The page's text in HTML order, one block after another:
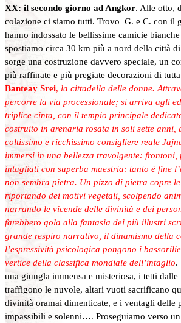
XX: il secondo giorno ad Angkor. Alle otto,
colazione ci siamo tutti. Trovo G. e C. con il
hanno indossato le bellissime camicie
spostiamo circa 30 km più a nord della città
sorge una costruzione davvero speciale, un
più raffinate e più pregiate decorazioni di
Banteay Srei, la cittadella delle donne.
percorre la via processionale; si arriva agli
triplice cinta, con il tempio principale
costruito in arenaria rosata in soli sette anni,
coltissimo e ricchissimo consigliere reale
immersi in una bellezza travolgente:
intagliati con superba maestria: tanto è fine
non sembra pietra. Un pizzo di pietra copre le
riportando dei motivi vegetali, scolpendo
narrando le vicende delle divinità e dei
farebbero gola alla fantasia dei più illustri
grande respiro narrativo, il dinamismo della
l’espressività psicologica pongono i
vertice della classifica mondiale dell’intaglio.
una giungla immensa e misteriosa, i tetti
traffigono le nuvole, altari vuoti sacrificano
divinità oramai dimenticate, e i ventagli delle
impassibili e solenni…. Proseguiamo verso